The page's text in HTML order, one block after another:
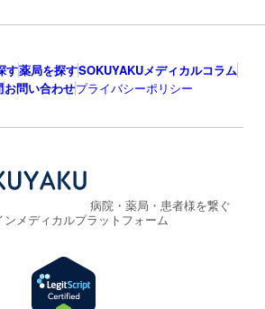
す薬局を探すSOKUYAKUメディカルコラム
お問い合わせプライバシーポリシー
病院・薬局・患者様を繋ぐ
ンメディカルプラットフォーム